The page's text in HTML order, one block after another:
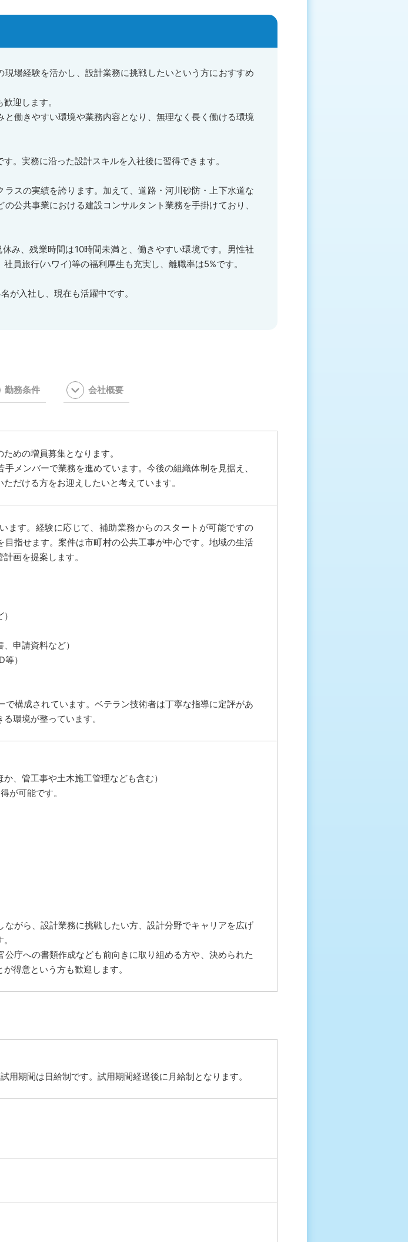
現場経験を活かし、設計業務に挑戦したいという方におすすめ
迎します。
と働きやすい環境や業務内容となり、無理なく長く働ける環境
。実務に沿った設計スキルを入社後に習得できます。
スの実績を誇ります。加えて、道路・河川砂防・上下水道な
公共事業における建設コンサルタント業務を手掛けており、
み、残業時間は10時間未満と、働きやすい環境です。男性社
員旅行(ハワイ)等の福利厚生も充実し、離職率は5%です。
が入社し、現在も活躍中です。
勤務条件 会社概要
めの増員募集となります。
メンバーで業務を進めています。今後の組織体制を見据え、
だける方をお迎えしたいと考えています。
ます。経験に応じて、補助業務からのスタートが可能ですの
指せます。案件は市町村の公共工事が中心です。地域の生活
画を提案します。
申請資料など）
）
で構成されています。ベテラン技術者は丁寧な指導に定評があ
環境が整っています。
、管工事や土木施工管理なども含む）
が可能です。
がら、設計業務に挑戦したい方、設計分野でキャリアを広げ
公庁への書類作成なども前向きに取り組める方や、決められた
得意という方も歓迎します。
期間は日給制です。試用期間経過後に月給制となります。